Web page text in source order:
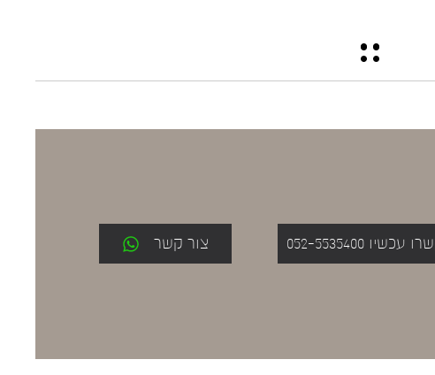
052-5535400 צור קשר